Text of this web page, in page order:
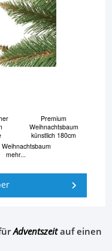
Premium
Weihnachtsbaum
künstlich 180cm
mehr...
Adventszeitauf einen